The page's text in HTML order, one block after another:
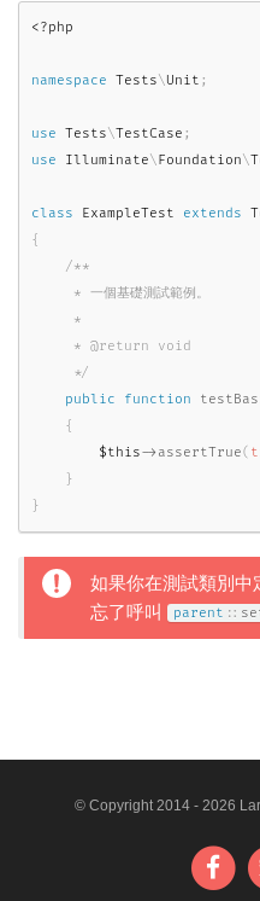
<?php
namespace Tests\Unit ;
use Tests\TestCase ;
use
Illuminate\Foundation\
class ExampleTest extends
{
/**
     * 一個基礎測試範例。
     *
     * @return void
     */
public
function
{
$this-> assertTrue(
}
}
如果你在測試類別中
忘了呼叫
parent ::
© Copyright 2014 - 2026